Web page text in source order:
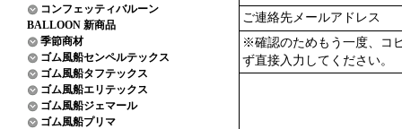
コンフェッティバルーン
BALLOON 新商品
季節商材
ゴム風船センペルテックス
ゴム風船タフテックス
ゴム風船エリテックス
ゴム風船ジェマール
ゴム風船プリマ
ご連絡先メールアドレス
※確認のためもう一度、コ
ず直接入力してください。